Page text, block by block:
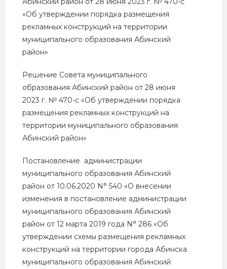
«Об утверждении порядка размещения
рекламных конструкций на территории
муниципального образования Абинский
район»
Решение Совета муниципального
образования Абинский район от 28 июня
2023 г. № 470-с «Об утверждении порядка
размещения рекламных конструкций на
территории муниципального образования
Абинский район»
Постановление администрации
муниципального образования Абинский
район от 10.06.2020 N° 540 «О внесении
изменения в постановление администрации
муниципального образования Абинский
район от 12 марта 2019 года N° 286 «Об
утверждении схемы размещения рекламных
конструкций на территории города Абинска
муниципального образования Абинский